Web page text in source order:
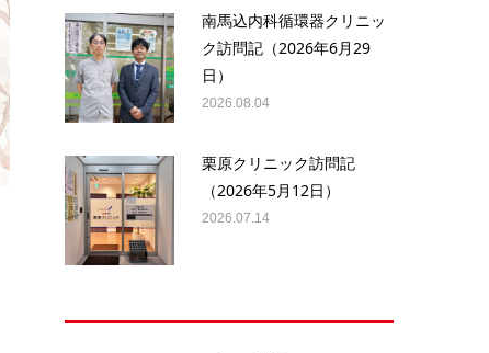
南馬込内科循環器クリニッ
ク訪問記（2026年6月29
日）
2026.08.04
栗原クリニック訪問記
（2026年5月12日）
2026.07.14